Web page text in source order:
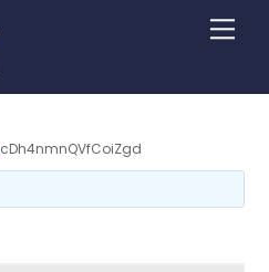
cDh4nmnQVfCoiZgd